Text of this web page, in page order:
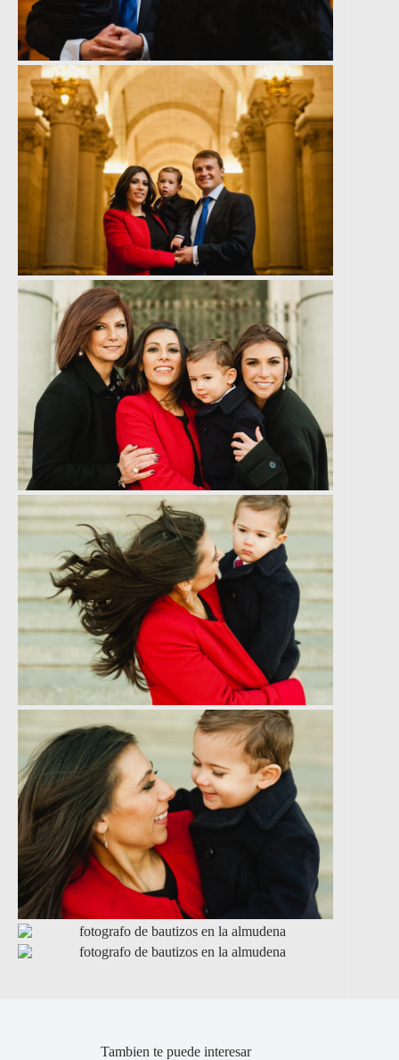
Tambien te puede interesar